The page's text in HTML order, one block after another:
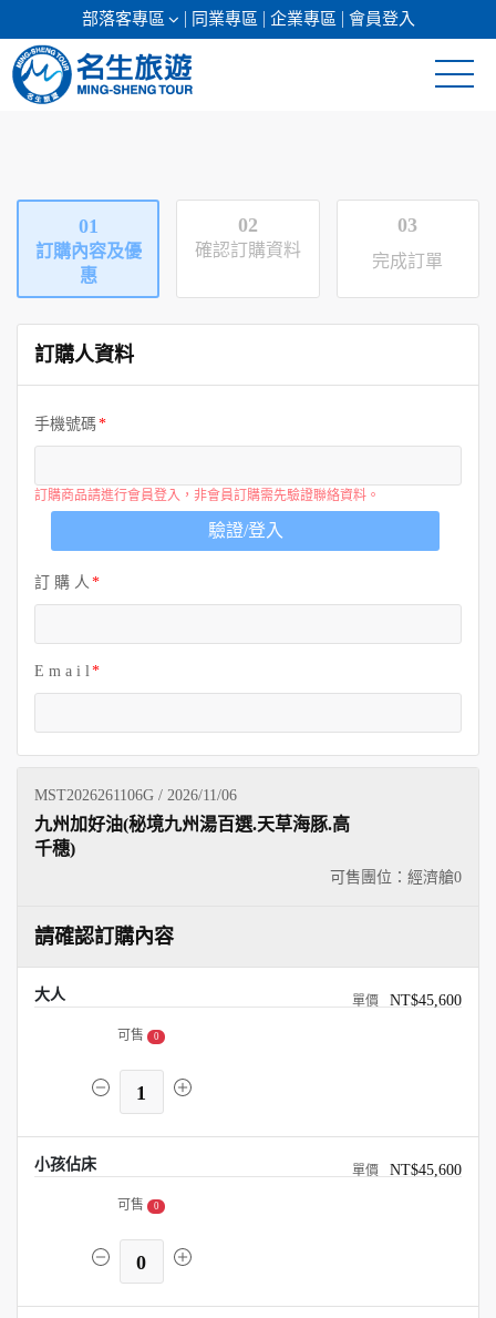
部落客專區 同業專區 企業專區 會員登入
日本專館
郵輪假期
海島假期
韓國
東南亞
01
訂購內容及優
惠
02
確認訂購資料
03
完成訂單
訂購人資料
手機號碼
訂購商品請進行會員登入，非會員訂購需先驗證聯絡資料。
驗證/登入
訂 購 人
E m a i l
MST2026261106G / 2026/11/06
可售團位：經濟艙0
九州加好油(秘境九州湯百選.天草海豚.高
千穗)
請確認訂購內容
大人 NT$45,600
可售 0
1
小孩佔床 NT$45,600
可售 0
0